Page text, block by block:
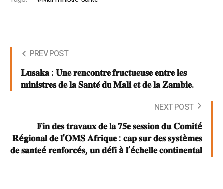
PREV POST
𝐋𝐮𝐬𝐚𝐤𝐚 : 𝐔𝐧𝐞 𝐫𝐞𝐧𝐜𝐨𝐧𝐭𝐫𝐞 𝐟𝐫𝐮𝐜𝐭𝐮𝐞𝐮𝐬𝐞 𝐞𝐧𝐭𝐫𝐞 𝐥𝐞𝐬
𝐦𝐢𝐧𝐢𝐬𝐭𝐫𝐞𝐬 𝐝𝐞 𝐥𝐚 𝐒𝐚𝐧𝐭𝐞́ 𝐝𝐮 𝐌𝐚𝐥𝐢 𝐞𝐭 𝐝𝐞 𝐥𝐚 𝐙𝐚𝐦𝐛𝐢𝐞.
NEXT POST
𝐅𝐢𝐧 𝐝𝐞𝐬 𝐭𝐫𝐚𝐯𝐚𝐮𝐱 𝐝𝐞 𝐥𝐚 𝟕𝟓𝐞 𝐬𝐞𝐬𝐬𝐢𝐨𝐧 𝐝𝐮 𝐂𝐨𝐦𝐢𝐭é
𝐑é𝐠𝐢𝐨𝐧𝐚𝐥 𝐝𝐞 𝐥’𝐎𝐌𝐒 𝐀𝐟𝐫𝐢𝐪𝐮𝐞 : 𝐜𝐚𝐩 𝐬𝐮𝐫 𝐝𝐞𝐬 𝐬𝐲𝐬𝐭è𝐦𝐞𝐬
𝐝𝐞 𝐬𝐚𝐧𝐭𝐞é 𝐫𝐞𝐧𝐟𝐨𝐫𝐜é𝐬, 𝐮𝐧 𝐝é𝐟𝐢 à 𝐥’é𝐜𝐡𝐞𝐥𝐥𝐞 𝐜𝐨𝐧𝐭𝐢𝐧𝐞𝐧𝐭𝐚𝐥